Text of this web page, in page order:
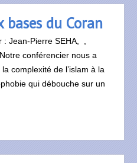
du Coran
Jean-Pierre SEHA, ,
conférencier nous a
complexité de l’islam à la
qui débouche sur un